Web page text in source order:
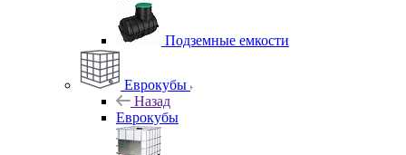
Подземные емкости
Еврокубы
Назад
Еврокубы